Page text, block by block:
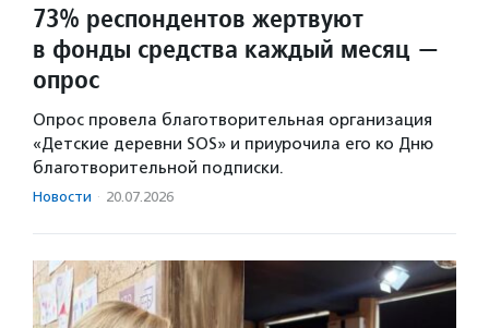
73% респондентов жертвуют
в фонды средства каждый месяц —
опрос
Опрос провела благотворительная организация
«Детские деревни SOS» и приурочила его ко Дню
благотворительной подписки.
Новости · 20.07.2026